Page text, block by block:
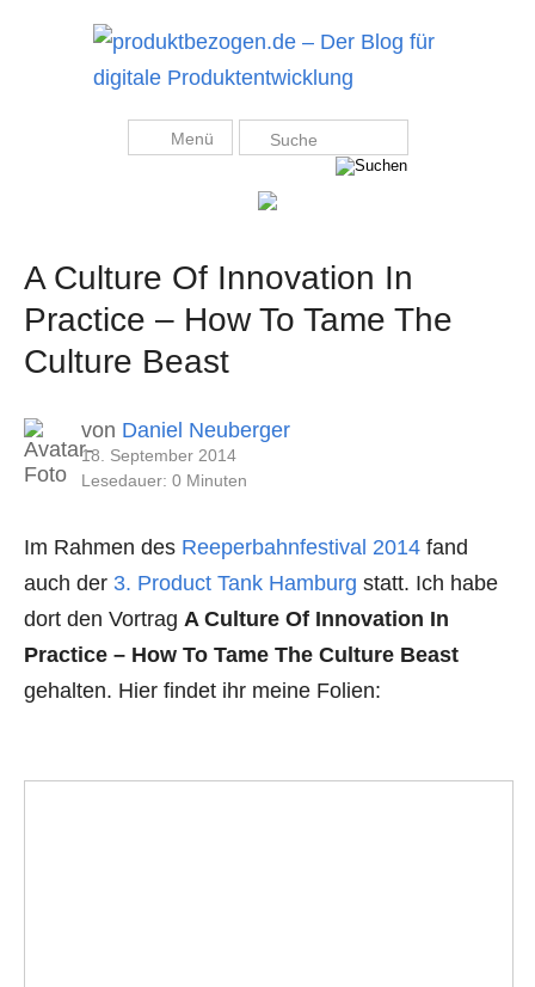
Menü
A Culture Of Innovation In
Practice – How To Tame The
Culture Beast
von Daniel Neuberger
18. September 2014
Lesedauer: 0 Minuten
Im Rahmen des Reeperbahnfestival 2014 fand
auch der 3. Product Tank Hamburg statt. Ich habe
dort den Vortrag A Culture Of Innovation In
Practice – How To Tame The Culture Beast
gehalten. Hier findet ihr meine Folien: